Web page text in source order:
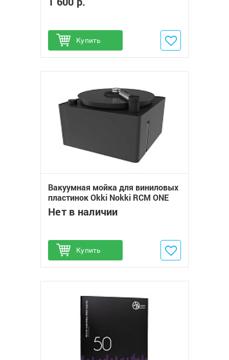
Купить
Добавить в избранное
Вакуумная мойка для виниловых
пластинок Okki Nokki RCM ONE
Нет в наличии
Купить
Добавить в избранное